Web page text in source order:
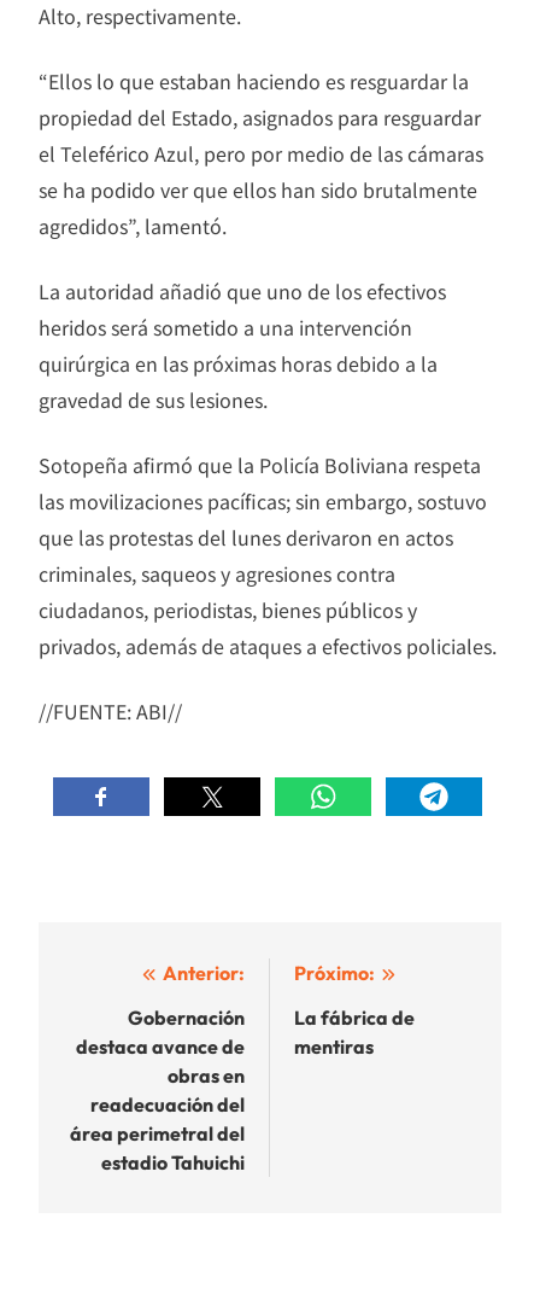
Alto, respectivamente.
“Ellos lo que estaban haciendo es resguardar la
propiedad del Estado, asignados para resguardar
el Teleférico Azul, pero por medio de las cámaras
se ha podido ver que ellos han sido brutalmente
agredidos”, lamentó.
La autoridad añadió que uno de los efectivos
heridos será sometido a una intervención
quirúrgica en las próximas horas debido a la
gravedad de sus lesiones.
Sotopeña afirmó que la Policía Boliviana respeta
las movilizaciones pacíficas; sin embargo, sostuvo
que las protestas del lunes derivaron en actos
criminales, saqueos y agresiones contra
ciudadanos, periodistas, bienes públicos y
privados, además de ataques a efectivos policiales.
//FUENTE: ABI//
Navegación
entradas
Anterior:
Gobernación
destaca avance de
obras en
readecuación del
área perimetral del
estadio Tahuichi
Próximo:
La fábrica de
mentiras